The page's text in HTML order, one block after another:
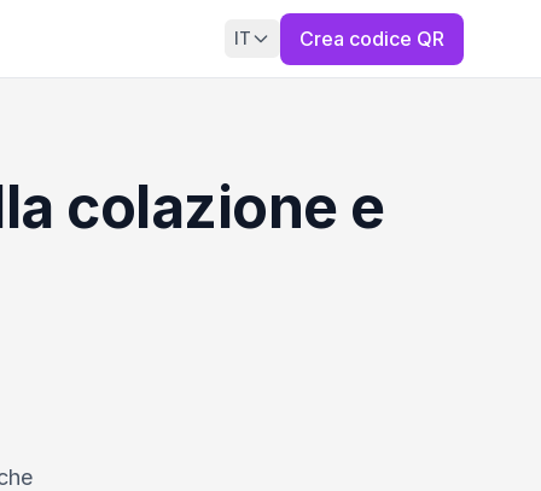
IT Crea codice QR
colazione e